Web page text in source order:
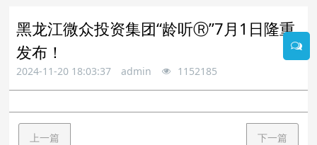
黑龙江微众投资集团“龄听Ⓡ”7月1日隆重
发布！
2024-11-20 18:03:37 admin 1152185
上一篇 下一篇